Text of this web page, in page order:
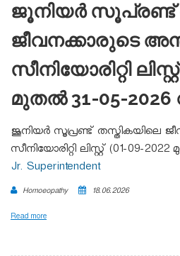
ജൂനിയർ സൂപ്രണ്ട്
ജീവനക്കാരുടെ
സീനിയോരിറ്റി
മുതൽ 31-05-2026
ജൂനിയർ സൂപ്രണ്ട് തസ്തികയിലെ
സീനിയോരിറ്റി ലിസ്റ്റ് (01-09-
Jr. Superintendent
Homoeopathy 18.06.2026
Read more